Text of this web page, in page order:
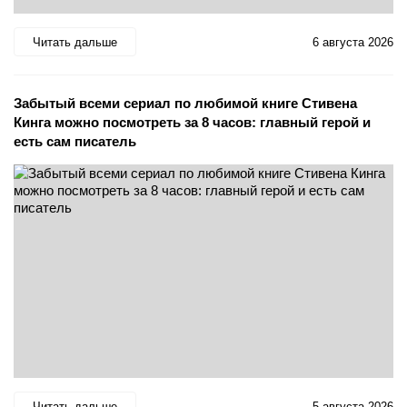
Читать дальше 6 августа 2026
Забытый всеми сериал по любимой книге Стивена
Кинга можно посмотреть за 8 часов: главный герой и
есть сам писатель